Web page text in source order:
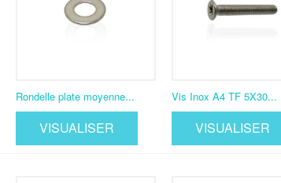
Rondelle plate moyenne...
VISUALISER
Vis Inox A4 TF 5X30...
VISUALISER